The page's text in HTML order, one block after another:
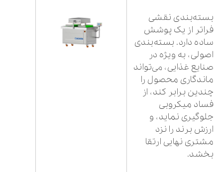
بسته‌بندی نقشی
فراتر از یک پوشش
ساده دارد. بسته‌بندی
اصولی، به ویژه در
صنایع غذایی، می‌تواند
ماندگاری محصول را
چندین برابر کند، از
فساد میکروبی
جلوگیری نماید، و
ارزش برند را نزد
مشتری نهایی ارتقا
بخشد.